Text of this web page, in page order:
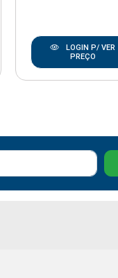
LOGIN P/ VER
PREÇO